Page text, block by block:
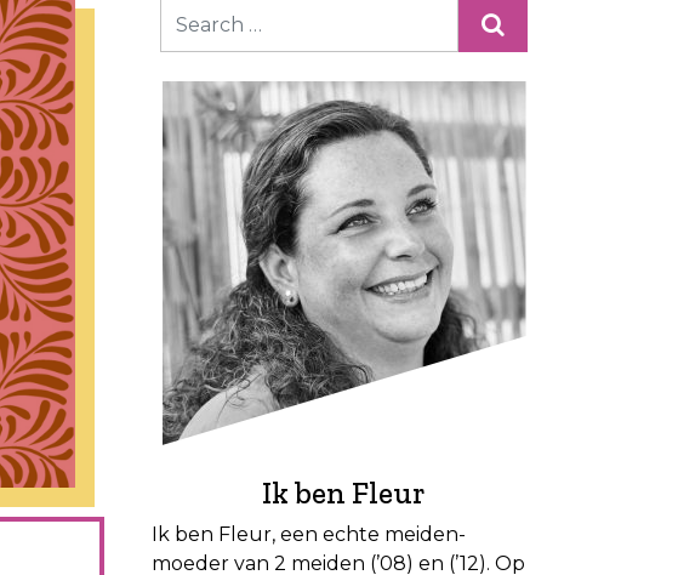
Ik ben Fleur
Ik ben Fleur, een echte meiden-
moeder van 2 meiden (’08) en (’12). Op